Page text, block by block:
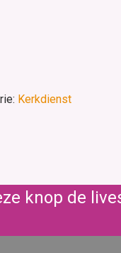
Kerkdienst
knop de